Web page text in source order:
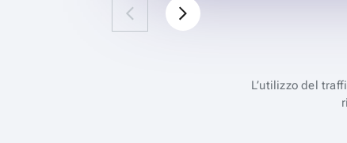
L’utilizzo del